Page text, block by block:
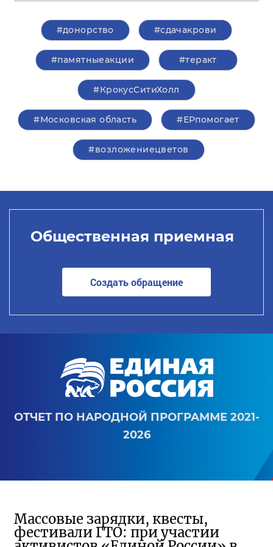
#донорство #сдачакрови
#памятныеакции #теракт
#КрокусСитиХолл
#Московская область #ЕРпомогает
#возложениецветов
Общественная приемная
Создать обращение
ОТЧЕТ ПО НАРОДНОЙ ПРОГРАММЕ 2021-
2026
Массовые зарядки, квесты,
фестивали ГТО: при участии